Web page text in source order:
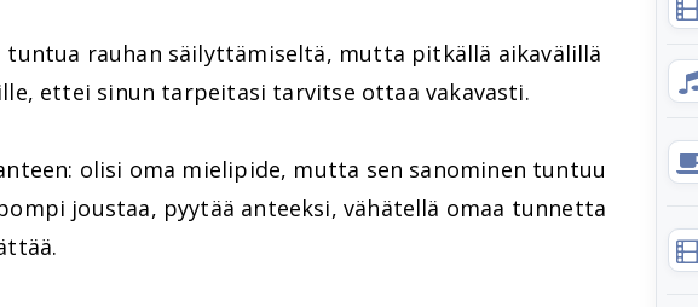
tuntua rauhan säilyttämiseltä, mutta pitkällä aikavälillä
ettei sinun tarpeitasi tarvitse ottaa vakavasti.
olisi oma mielipide, mutta sen sanominen tuntuu
joustaa, pyytää anteeksi, vähätellä omaa tunnetta